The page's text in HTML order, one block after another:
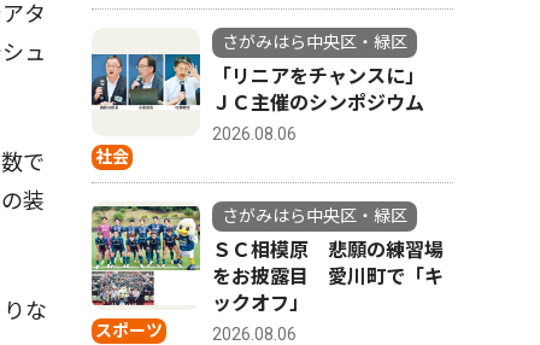
タ
ュ
で
装
な
社会
さがみはら中央区・緑区
「リニアをチャンスに」
ＪＣ主催のシンポジウム
2026.08.06
スポーツ
さがみはら中央区・緑区
ＳＣ相模原 悲願の練習場
をお披露目 愛川町で「キ
ックオフ」
2026.08.06